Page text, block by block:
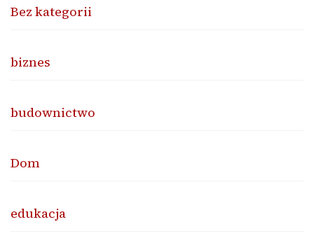
Bez kategorii
biznes
budownictwo
Dom
edukacja